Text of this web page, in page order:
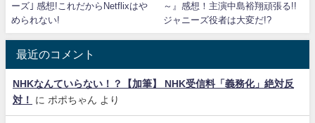
ーズ｣ 感想!これだからNetflixはや
められない!
～』感想！主演中島裕翔頑張る!!
ジャニーズ役者は大変だ!?
最近のコメント
NHKなんていらない！？【加筆】 NHK受信料「義務化」絶対反
対！
に ポポちゃん より